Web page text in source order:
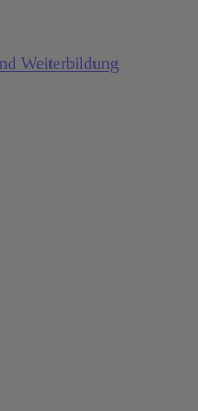
Weiterbildung